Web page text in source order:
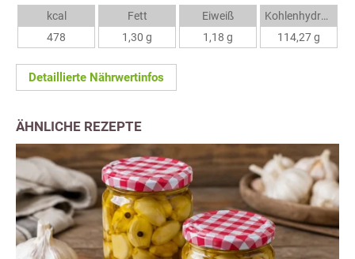
kcal
478
Fett
1,30 g
Eiweiß
1,18 g
Kohlenhydrate
114,27 g
Detaillierte Nährwertinfos
ÄHNLICHE REZEPTE